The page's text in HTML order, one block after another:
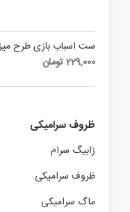
ست اسباب بازی طرح
229,000تومان
ظروف سرامیکی
زابیگ سرام
ظروف سرامیکی
ماگ سرامیکی